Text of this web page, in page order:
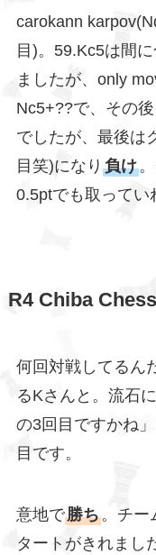
carokann
目)。59.Kc5は間
ましたが、only
Nc5+??で、その
でしたが、最後は
目笑)になり 負け
0.5ptでも取ってい
R4 Chiba
何回対戦してるん
るKさんと。流石
の3回目ですかね
目です。
意地で勝ち。チー
タートがきれまし